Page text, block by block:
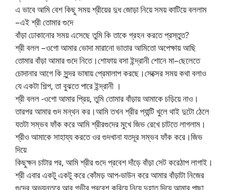
এ ভাবে আমি বেশ কিছু সময় শ্রীয়ের দুধ জোড়া নিয়ে সময় কাটিয়ে বললাম
–এই শ্রী তোমার গুদে
বাঁড়া ঢোকানোর সময় এসেছে তুমি কি তাকে গ্রহন করতে প্রস্তুত?
শ্রী বলল –ওগো আমার ভোদা মারানো ভাতার আমিতো অপেক্ষায় আছি
তোমার বাঁড়া আমার গুদে নিতে।শোফায় বসা ইন্দ্রানী শোনে মা–ছেলেতে
চোদানার আগে কি সুন্দর ভাষায় প্রেমালাপ করছে।সেক্সের সময় কথা বলাও
যে একটা শিল্প, তা বুঝতে পারে ইন্দ্রানী ।
শ্রী বলল -ওগো আমার প্রিয়, তুমি তোমার বাঁড়ায় আমাকে চড়িয়ে নাও।
তারপর আমার গুদ মন্থন কর।আমি তখন শ্রীর প্যান্টি খুলে থাই দুটো ঠেলে
যতটা সম্ভব ফাঁক করে আমি শ্রীরগুদের মুখে জিভ রেখে চাটতে লাগলাম।
শ্রীও আমাকে সাহায্য করতে ওর গুদখানা যতদূর সম্ভব ফাঁক করে।জিভ
দিয়ে
কিছুক্ষন চাটার পর, আমি শ্রীর গুদে প্রবেশ দাঁড়ে বাঁড়া সেট করেঠাপ লাগাই।
শ্রী এবার একটু একটু করে কোঁমড় আপ-ডাউন করে আমার বাঁড়াটা নিজের
গুদের অভ্যন্তরে আর গভীর প্রবেশ করিয়ে নিয়ে দুহাত দিয়ে আমার পাছা